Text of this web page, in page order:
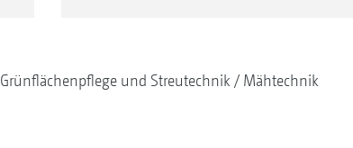
Grünflächenpflege und Streutechnik Mähtechnik